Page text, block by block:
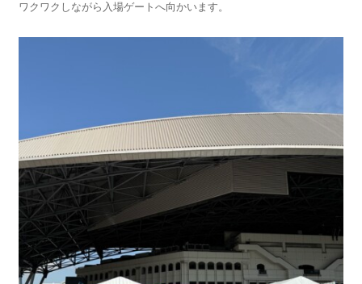
ワクワクしながら入場ゲートへ向かいます。